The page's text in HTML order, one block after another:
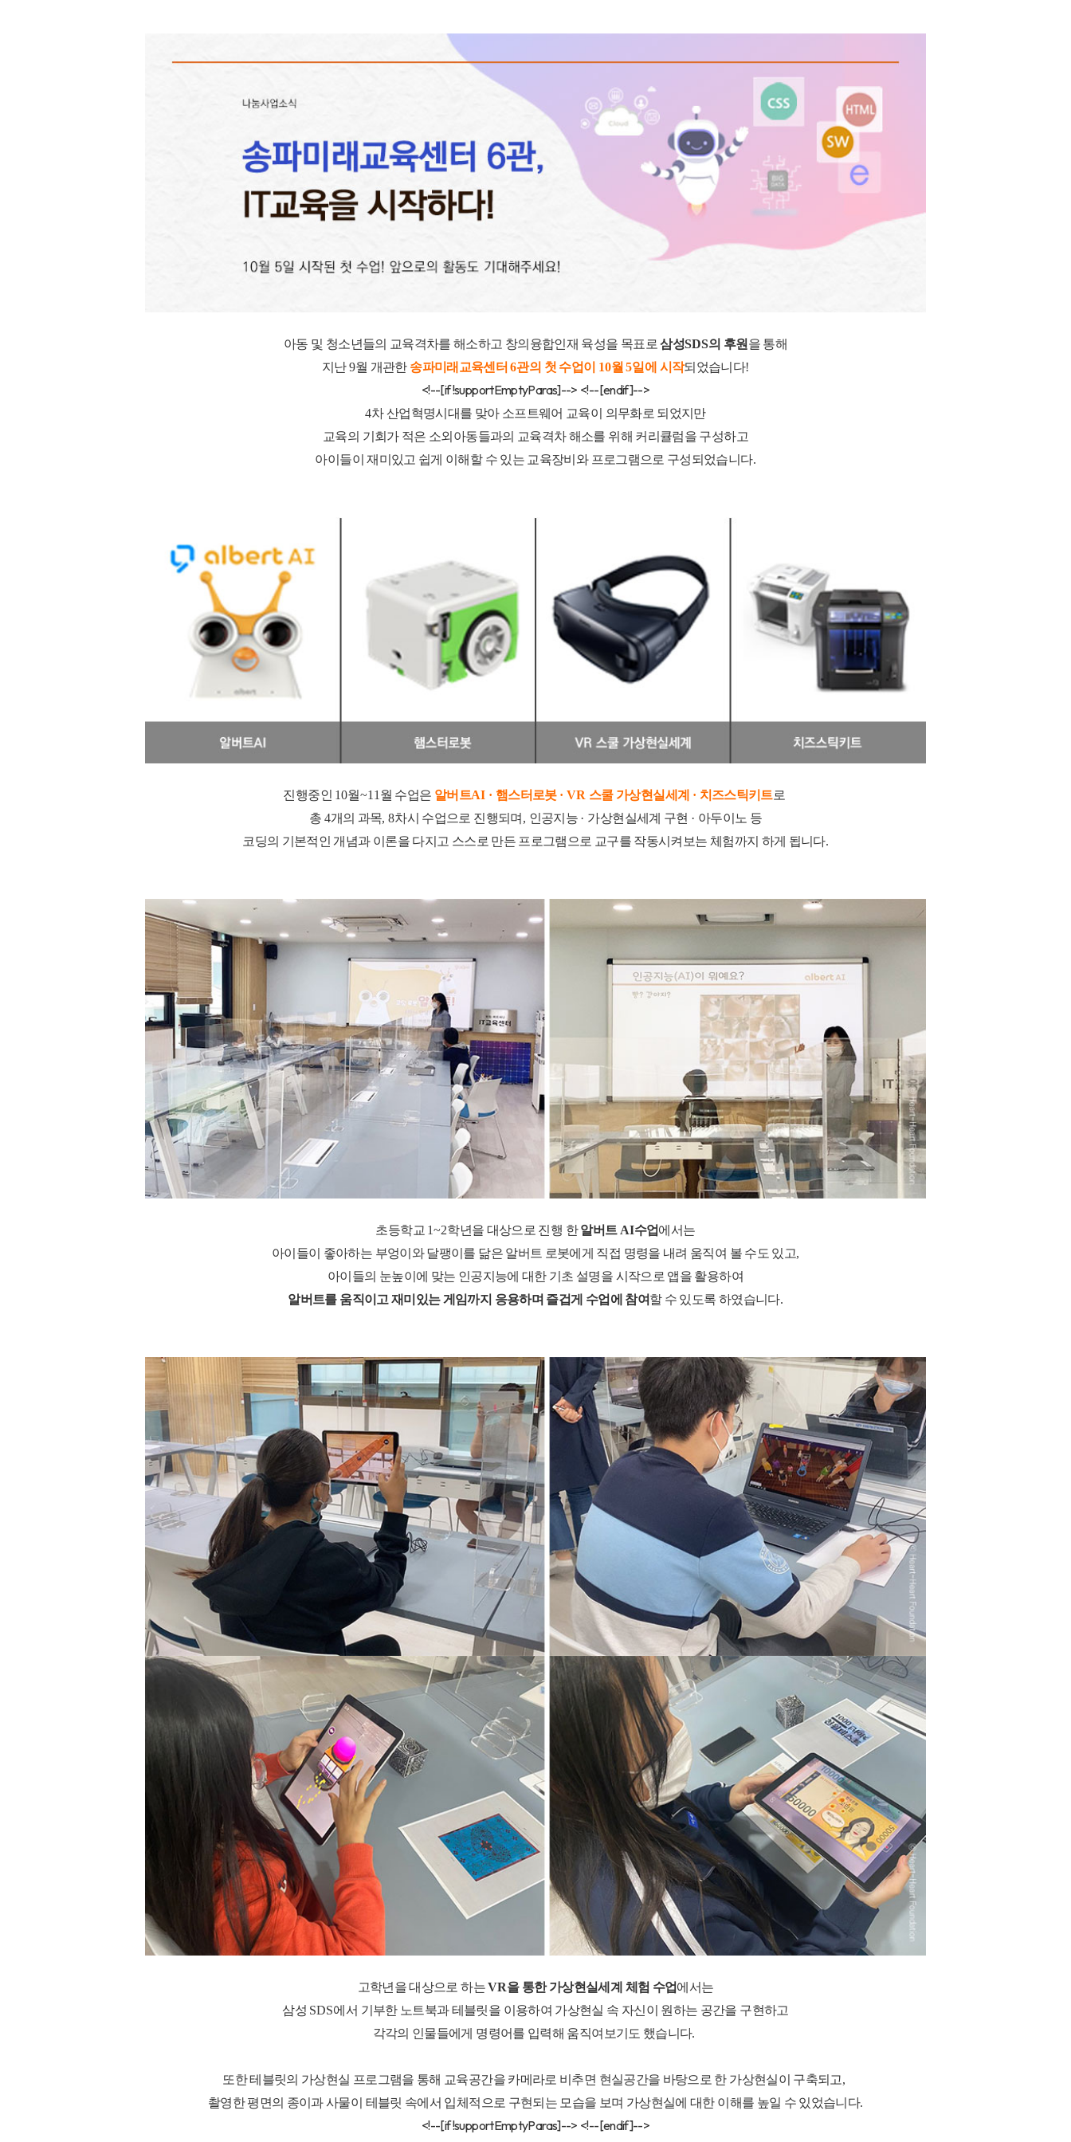
아동 및 청소년들의 교육격차를 해소하고 창의융합인재 육성을 목표로삼성SDS의 후원 을 통해
지난9월 개관한 송파미래교육센터6관의 첫 수업이 10월5일에 시작되었습니다!
<!--[if !supportEmptyParas]--> <!--[endif]-->
4차 산업혁명시대를 맞아 소프트웨어 교육이 의무화로 되었지만
교육의 기회가 적은 소외아동들과의 교육격차 해소를 위해 커리큘럼을 구성하고
아이들이 재미있고 쉽게 이해할 수 있는 교육장비와 프로그램으로 구성되었습니다.
진행중인 10월~11 월 수업은 알버트AI · 햄스터로봇 · VR 스쿨 가상현실세계 · 치즈스틱키트로
총 4개의 과목, 8차시 수업으로 진행되며 , 인공지능 · 가상현실세계 구현 · 아두이노 등
코딩의 기본적인 개념과 이론을 다지고 스스로 만든 프로그램으로 교구를 작동시켜보는 체험까지 하게 됩니다.
초등학교 1~2학년을 대상으로 진행 한알버트 AI수업에서는
아이들이 좋아하는 부엉이와 달팽이를 닮은 알버트 로봇에게 직접 명령을 내려 움직여 볼 수도 있고,
아이들의 눈높이에 맞는 인공지능에 대한 기초 설명을 시작으로 앱을 활용하여
알버트를 움직이고 재미있는 게임까지 응용하며 즐겁게 수업에 참여할 수 있도록 하였습니다.
고학년을 대상으로 하는VR을 통한 가상현실세계 체험 수업에서는
삼성 SDS에서 기부한 노트북과 테블릿을 이용하여 가상현실 속 자신이 원하는 공간을 구현하고
각각의 인물들에게 명령어를 입력해 움직여보기도 했습니다.
또한 테블릿의 가상현실 프로그램을 통해 교육공간을 카메라로 비추면 현실공간을 바탕으로 한 가상현실이 구축되고,
촬영한 평면의 종이과 사물이 테블릿 속에서 입체적으로 구현되는 모습을 보며 가상현실에 대한 이해를 높일 수 있었습니다.
<!--[if !supportEmptyParas]--> <!--[endif]-->